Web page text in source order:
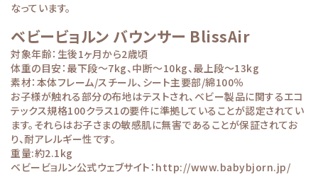
なっています。
ベビービョルン バウンサー BlissAir
対象年齢：生後1ヶ月から2歳頃
体重の目安：最下段～7kg、中断～10kg、最上段～13kg
素材：本体フレーム/スチール、シート主要部/綿100％
お子様が触れる部分の布地はテストされ、ベビー製品に関するエコ
テックス規格100クラス1の要件に準拠していることが認定されてい
ます。それらはお子さまの敏感肌に無害であることが保証されてお
り、耐アレルギー性です。
重量:約2.1kg
ベビービョルン公式ウェブサイト： http://www.babybjorn.jp/